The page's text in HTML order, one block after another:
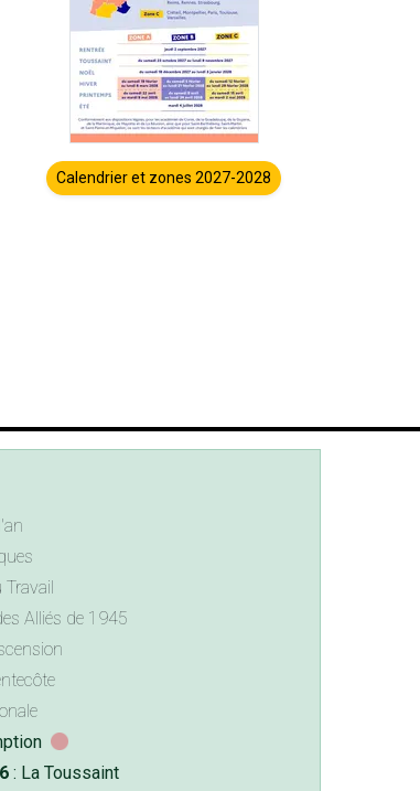
Calendrier et zones 2027-2028
Travail
Alliés de 1945
: La Toussaint